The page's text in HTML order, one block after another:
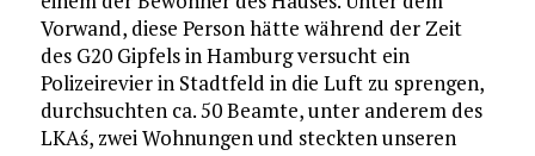
Vorwand, diese Person hätte während der Zeit
des G20 Gipfels in Hamburg versucht ein
Polizeirevier in Stadtfeld in die Luft zu sprengen,
durchsuchten ca. 50 Beamte, unter anderem des
LKAś, zwei Wohnungen und steckten unseren